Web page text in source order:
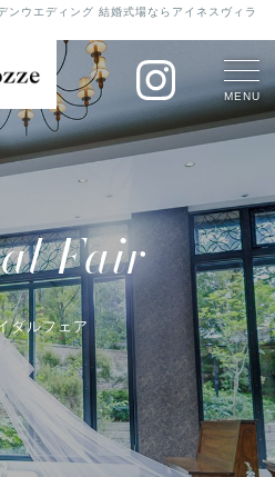
ンウエディング 結婚式場ならアイネスヴィラ
MENU
Fair
ダルフェア